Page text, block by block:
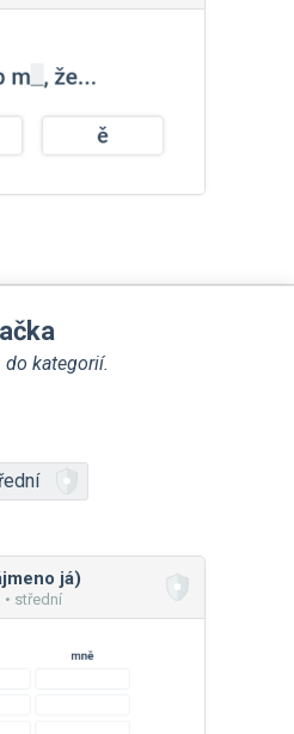
kategorií.
já)
střední